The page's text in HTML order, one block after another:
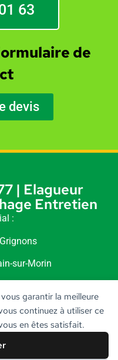
garantir la meilleure
continuez à utiliser ce
en êtes satisfait.
63
de
devis
| Elagueur
Entretien
:
sur-Morin